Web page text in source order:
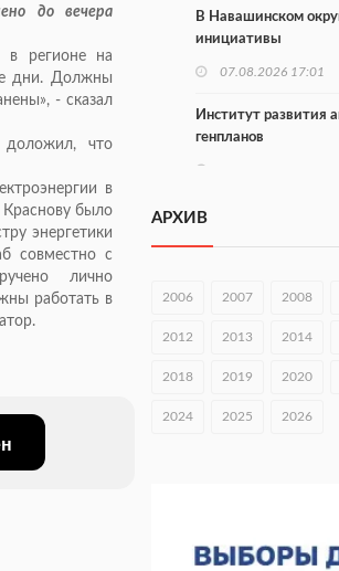
до вечера
в регионе на
дни. Должны
- сказал
доложил, что
в
Краснову было
энергетики
совместно с
лично
работать в
В Навашинском
инициативы
07.08.2026 17:01
Институт развития
генпланов
С 8 августа изменят
оперштаба
В Чкаловске
АРХИВ
2006 2007 2008
2012 2013 2014
2018 2019 2020
2024 2025 2026